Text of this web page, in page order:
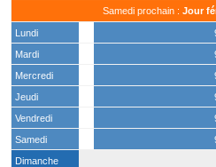
Samedi prochain : Jour
Lundi
Mardi
Mercredi
Jeudi
Vendredi
Samedi
Dimanche